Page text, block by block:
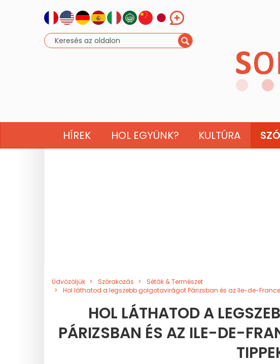
HÍREK HOL EGYÜNK? KULTÚRA
Üdvözöljük Szórakozás
Séták & Természet
Hol láthatod a legszebb golgotavirágot Párizsban és az Ile-de-
HOL LÁTHATOD A
PÁRIZSBAN ÉS AZ ILE-DE-